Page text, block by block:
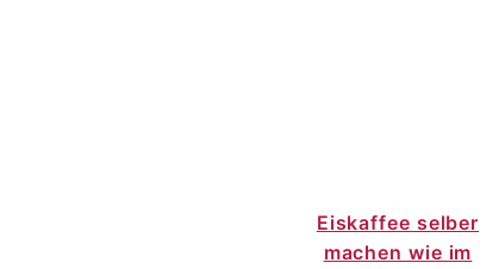
Eiskaffee selber
machen wie im